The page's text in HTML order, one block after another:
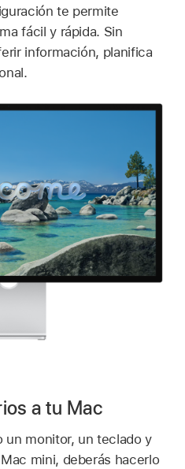
te permite
fácil y rápida. Sin
información, planifica
a tu Mac
un monitor, un teclado y
mini, deberás hacerlo